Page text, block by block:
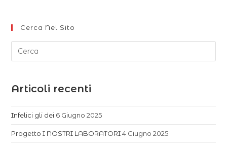
Cerca Nel Sito
Articoli recenti
Infelici gli dei 6 Giugno 2025
Progetto I NOSTRI LABORATORI 4 Giugno 2025